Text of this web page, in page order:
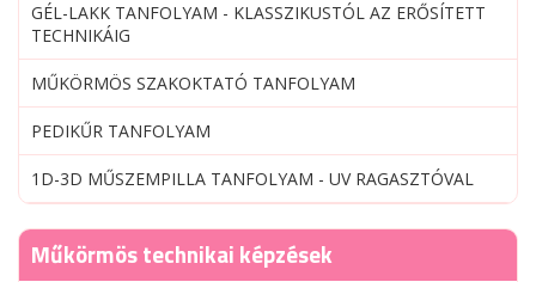
GÉL-LAKK TANFOLYAM - KLASSZIKUSTÓL AZ ERŐSÍTETT
TECHNIKÁIG
MŰKÖRMÖS SZAKOKTATÓ TANFOLYAM
PEDIKŰR TANFOLYAM
1D-3D MŰSZEMPILLA TANFOLYAM - UV RAGASZTÓVAL
Műkörmös technikai képzések